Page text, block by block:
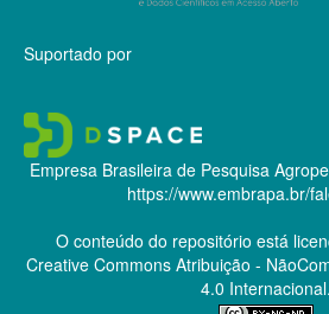
Suportado por
Empresa Brasileira de Pesquisa
https://www.embrapa.br/
O conteúdo do repositório está
Creative CommonsAtribuição -
4.0 Internacional.